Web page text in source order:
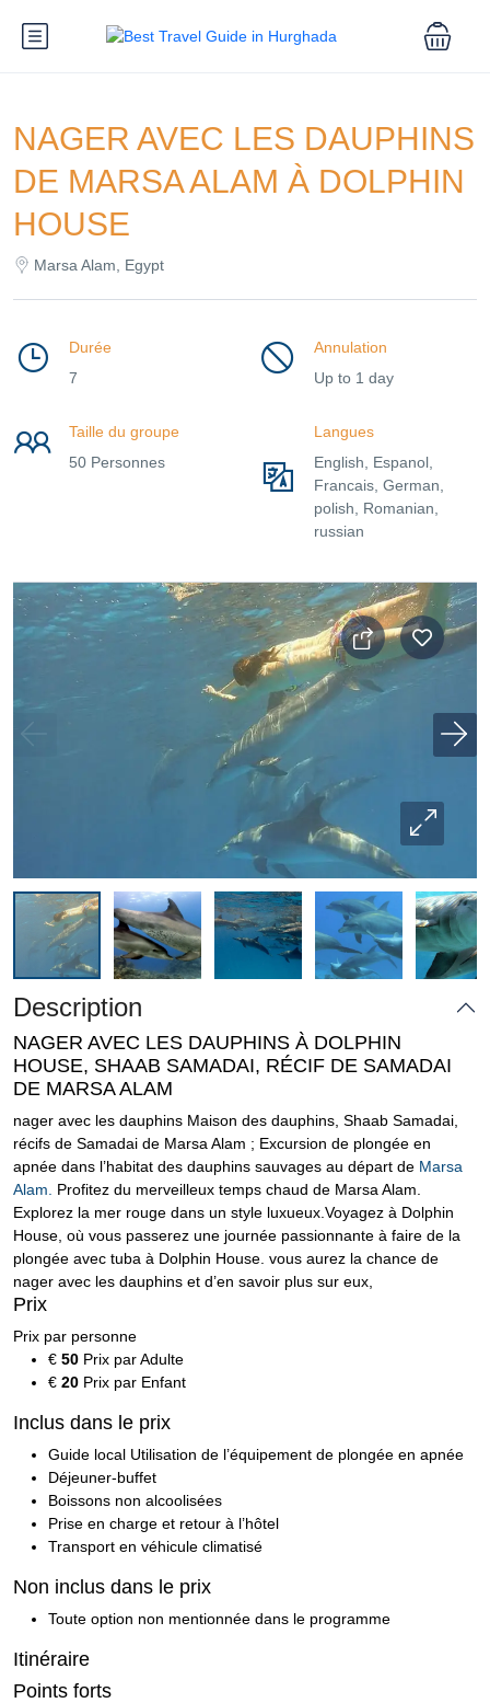
NAGER AVEC LES DAUPHINS
DE MARSA ALAM À DOLPHIN
HOUSE
Marsa Alam, Egypt
Durée
7
Annulation
Up to 1 day
Taille du groupe
50 Personnes
Langues
English, Espanol,
Francais, German,
polish, Romanian,
russian
Description
NAGER AVEC LES DAUPHINS À DOLPHIN
HOUSE, SHAAB SAMADAI, RÉCIF DE SAMADAI
DE MARSA ALAM
nager avec les dauphins Maison des dauphins, Shaab Samadai,
récifs de Samadai de Marsa Alam ; Excursion de plongée en
apnée dans l’habitat des dauphins sauvages au départ de Marsa
Alam.
Profitez du merveilleux temps chaud de Marsa Alam.
Explorez la mer rouge dans un style luxueux.Voyagez à Dolphin
House, où vous passerez une journée passionnante à faire de la
plongée avec tuba à Dolphin House. vous aurez la chance de
nager avec les dauphins et d’en savoir plus sur eux,
Prix
Prix ​​par personne
€ 50 Prix par Adulte
€ 20 Prix par Enfant
Inclus dans le prix
Guide local Utilisation de l’équipement de plongée en apnée
Déjeuner-buffet
Boissons non alcoolisées
Prise en charge et retour à l’hôtel
Transport en véhicule climatisé
Non inclus dans le prix
Toute option non mentionnée dans le programme
Itinéraire
Points forts